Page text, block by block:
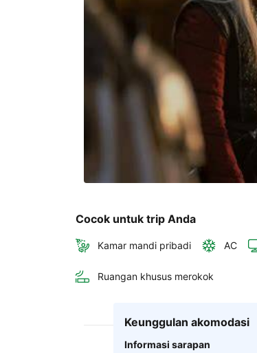
dalam
pemesanan
Anda.
Cocok untuk trip Anda
Kamar mandi pribadi AC
Ruangan khusus merokok
Keunggulan akomodasi
Informasi sarapan